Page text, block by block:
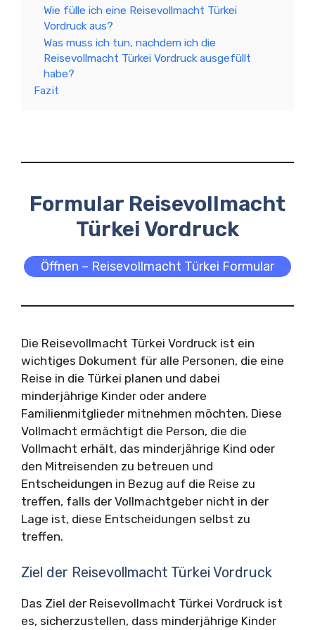
Wie fülle ich eine Reisevollmacht Türkei
Vordruck aus?
Was muss ich tun, nachdem ich die
Reisevollmacht Türkei Vordruck ausgefüllt
habe?
Fazit
Formular Reisevollmacht
Türkei Vordruck
Öffnen – Reisevollmacht Türkei Formular
Die Reisevollmacht Türkei Vordruck ist ein
wichtiges Dokument für alle Personen, die eine
Reise in die Türkei planen und dabei
minderjährige Kinder oder andere
Familienmitglieder mitnehmen möchten. Diese
Vollmacht ermächtigt die Person, die die
Vollmacht erhält, das minderjährige Kind oder
den Mitreisenden zu betreuen und
Entscheidungen in Bezug auf die Reise zu
treffen, falls der Vollmachtgeber nicht in der
Lage ist, diese Entscheidungen selbst zu
treffen.
Ziel der Reisevollmacht Türkei Vordruck
Das Ziel der Reisevollmacht Türkei Vordruck ist
es, sicherzustellen, dass minderjährige Kinder